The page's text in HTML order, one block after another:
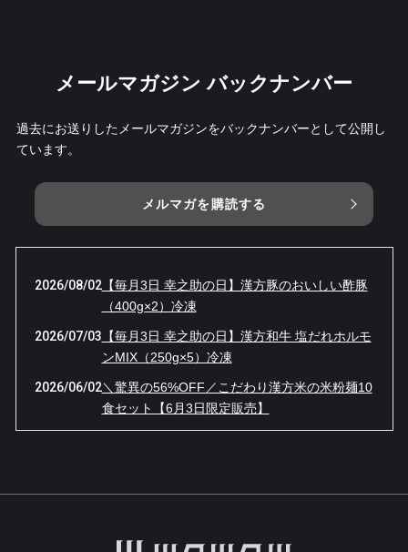
メールマガジン バックナンバー
過去にお送りしたメールマガジンをバックナンバーとして公開し
ています。
メルマガを購読する
2026/08/02【毎月3日 幸之助の日】漢方豚のおいしい酢豚
（400g×2）冷凍
2026/07/03 【毎月3日 幸之助の日】漢方和牛 塩だれホルモ
ンMIX（250g×5）冷凍
2026/06/02＼驚異の56%OFF／こだわり漢方米の米粉麺10
食セット【6月3日限定販売】
【幸之助の日 3/3限定】春一番！漢方豚しゃぶ